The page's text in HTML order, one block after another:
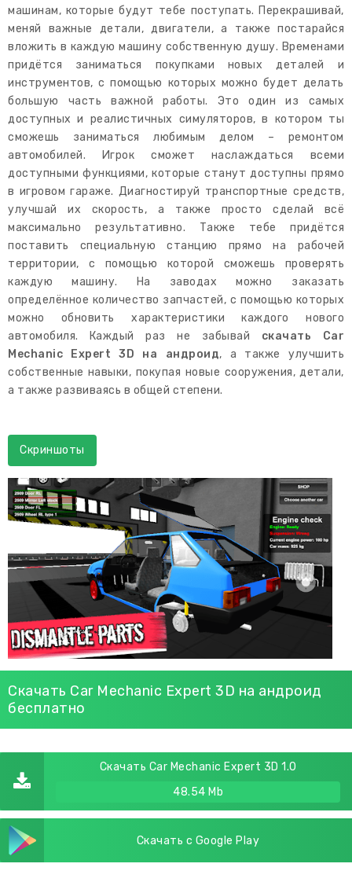
машинам, которые будут тебе поступать. Перекрашивай,
меняй важные детали, двигатели, а также постарайся
вложить в каждую машину собственную душу. Временами
придётся заниматься покупками новых деталей и
инструментов, с помощью которых можно будет делать
большую часть важной работы. Это один из самых
доступных и реалистичных симуляторов, в котором ты
сможешь заниматься любимым делом – ремонтом
автомобилей. Игрок сможет наслаждаться всеми
доступными функциями, которые станут доступны прямо
в игровом гараже. Диагностируй транспортные средств,
улучшай их скорость, а также просто сделай всё
максимально результативно. Также тебе придётся
поставить специальную станцию прямо на рабочей
территории, с помощью которой сможешь проверять
каждую машину. На заводах можно заказать
определённое количество запчастей, с помощью которых
можно обновить характеристики каждого нового
автомобиля. Каждый раз не забывай скачать Car
Mechanic Expert 3D на андроид, а также улучшить
собственные навыки, покупая новые сооружения, детали,
а также развиваясь в общей степени.
Скриншоты
Скачать Car Mechanic Expert 3D на андроид
бесплатно
Скачать Car Mechanic Expert 3D 1.0
48.54 Mb
Скачать с Google Play